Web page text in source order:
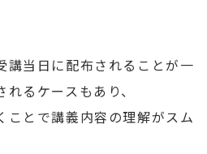
講当日に配布されることが一
るケースもあり、
ことで講義内容の理解がスム